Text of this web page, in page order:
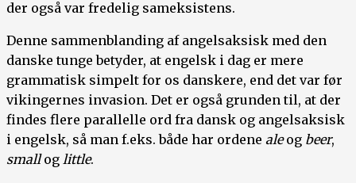
der også var fredelig sameksistens.
Denne sammenblanding af angelsaksisk med den
danske tunge betyder, at engelsk i dag er mere
grammatisk simpelt for os danskere, end det var før
vikingernes invasion. Det er også grunden til, at der
findes flere parallelle ord fra dansk og angelsaksisk
i engelsk, så man f.eks. både har ordene aleog beer,
smallog little.